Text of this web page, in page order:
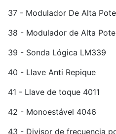
37 - Modulador De Alta
38 - Modulador de Alta
39 - Sonda Lógica LM339
40 - Llave Anti Repique
41 - Llave de toque 4011
42 - Monoestável 4046
43 - Divisor de frecuencia